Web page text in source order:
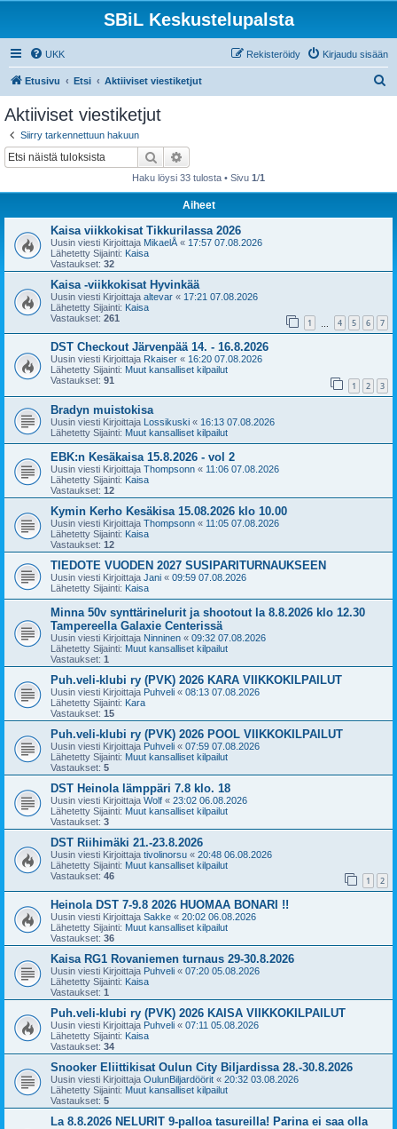
SBiL Keskustelupalsta
UKK Kirjaudu sisään
Rekisteröidy
Etusivu Etsi Aktiiviset viestiketjut
Aktiiviset viestiketjut
Siirry tarkennettuun hakuun
Etsi
Haku löysi 33 tulosta • Sivu 1/1
Aiheet
Kaisa viikkokisat Tikkurilassa 2026
Uusin viesti Kirjoittaja MikaelÅ « 17:57 07.08.2026
Lähetetty Sijainti: Kaisa
Vastaukset: 32
Kaisa -viikkokisat Hyvinkää
Uusin viesti Kirjoittaja altevar « 17:21 07.08.2026
Lähetetty Sijainti: Kaisa
Vastaukset: 261 1 4 5 6 7
DST Checkout Järvenpää 14. - 16.8.2026
Uusin viesti Kirjoittaja Rkaiser « 16:20 07.08.2026
Lähetetty Sijainti: Muut kansalliset kilpailut
Vastaukset: 91 1 2 3
Bradyn muistokisa
Uusin viesti Kirjoittaja Lossikuski « 16:13 07.08.2026
Lähetetty Sijainti: Muut kansalliset kilpailut
EBK:n Kesäkaisa 15.8.2026 - vol 2
Uusin viesti Kirjoittaja Thompsonn « 11:06 07.08.2026
Lähetetty Sijainti: Kaisa
Vastaukset: 12
Kymin Kerho Kesäkisa 15.08.2026 klo 10.00
Uusin viesti Kirjoittaja Thompsonn « 11:05 07.08.2026
Lähetetty Sijainti: Kaisa
Vastaukset: 12
TIEDOTE VUODEN 2027 SUSIPARITURNAUKSEEN
Uusin viesti Kirjoittaja Jani « 09:59 07.08.2026
Lähetetty Sijainti: Kaisa
Minna 50v synttärinelurit ja shootout la 8.8.2026 klo 12.30
Tampereella Galaxie Centerissä
Uusin viesti Kirjoittaja Ninninen « 09:32 07.08.2026
Lähetetty Sijainti: Muut kansalliset kilpailut
Vastaukset: 1
Puh.veli-klubi ry (PVK) 2026 KARA VIIKKOKILPAILUT
Uusin viesti Kirjoittaja Puhveli « 08:13 07.08.2026
Lähetetty Sijainti: Kara
Vastaukset: 15
Puh.veli-klubi ry (PVK) 2026 POOL VIIKKOKILPAILUT
Uusin viesti Kirjoittaja Puhveli « 07:59 07.08.2026
Lähetetty Sijainti: Muut kansalliset kilpailut
Vastaukset: 5
DST Heinola lämppäri 7.8 klo. 18
Uusin viesti Kirjoittaja Wolf « 23:02 06.08.2026
Lähetetty Sijainti: Muut kansalliset kilpailut
Vastaukset: 3
DST Riihimäki 21.-23.8.2026
Uusin viesti Kirjoittaja tivolinorsu « 20:48 06.08.2026
Lähetetty Sijainti: Muut kansalliset kilpailut
Vastaukset: 46 1 2
Heinola DST 7-9.8 2026 HUOMAA BONARI !!
Uusin viesti Kirjoittaja Sakke « 20:02 06.08.2026
Lähetetty Sijainti: Muut kansalliset kilpailut
Vastaukset: 36
Kaisa RG1 Rovaniemen turnaus 29-30.8.2026
Uusin viesti Kirjoittaja Puhveli « 07:20 05.08.2026
Lähetetty Sijainti: Kaisa
Vastaukset: 1
Puh.veli-klubi ry (PVK) 2026 KAISA VIIKKOKILPAILUT
Uusin viesti Kirjoittaja Puhveli « 07:11 05.08.2026
Lähetetty Sijainti: Kaisa
Vastaukset: 34
Snooker Eliittikisat Oulun City Biljardissa 28.-30.8.2026
Uusin viesti Kirjoittaja OulunBiljardöörit « 20:32 03.08.2026
Lähetetty Sijainti: Muut kansalliset kilpailut
Vastaukset: 5
La 8.8.2026 NELURIT 9-palloa tasureilla! Parina ei saa olla